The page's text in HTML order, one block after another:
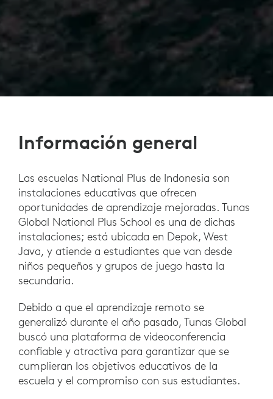
Información general
Las escuelas National Plus de Indonesia son
instalaciones educativas que ofrecen
oportunidades de aprendizaje mejoradas. Tunas
Global National Plus School es una de dichas
instalaciones; está ubicada en Depok, West
Java, y atiende a estudiantes que van desde
niños pequeños y grupos de juego hasta la
secundaria.
Debido a que el aprendizaje remoto se
generalizó durante el año pasado, Tunas Global
buscó una plataforma de videoconferencia
confiable y atractiva para garantizar que se
cumplieran los objetivos educativos de la
escuela y el compromiso con sus estudiantes.